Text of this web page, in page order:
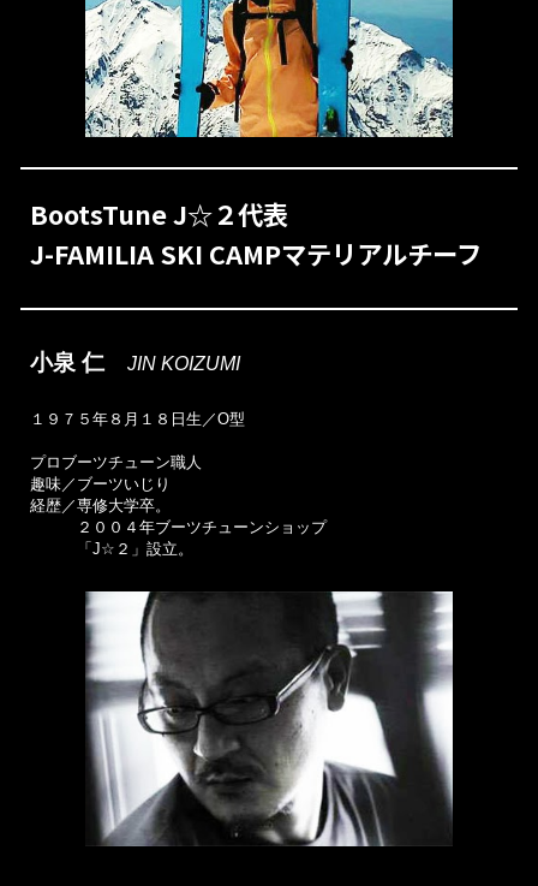
BootsTune J☆２代表
J-FAMILIA SKI CAMPマテリアルチーフ
小泉 仁JIN KOIZUMI
１９７５年８月１８日生／O型
プロブーツチューン職人
趣味／ブーツいじり
経歴／専修大学卒。
２００４年ブーツチューンショップ
「J☆２」設立。